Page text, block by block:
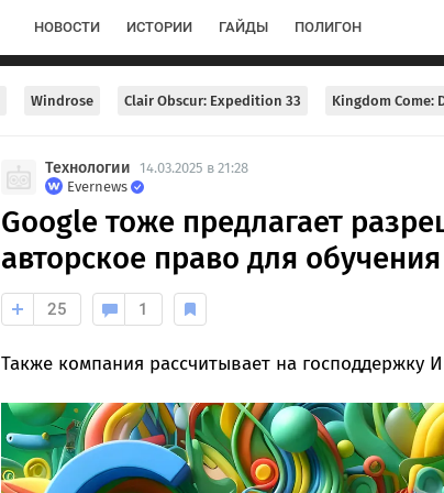
НОВОСТИ ИСТОРИИ ГАЙДЫ ПОЛИГОН
Windrose Clair Obscur: Expedition 33 Kingdom Come:
Технологии
14.03.2025 в 21:28
Evernews
Google тоже предлагает
авторское право для
25 1
Также компания рассчитывает на господдержку